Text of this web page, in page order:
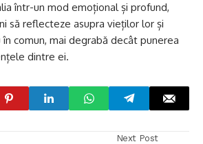
într-un mod emoțional și profund,
să reflecteze asupra vieților lor și
în comun, mai degrabă decât punerea
dintre ei.
Next Post